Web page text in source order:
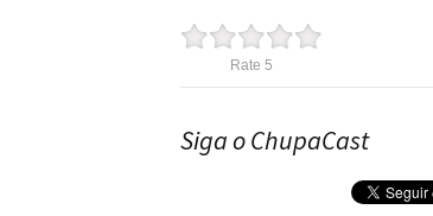
Rate 5
Siga o ChupaCast